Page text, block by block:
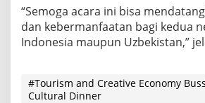
“Semoga acara ini bisa
dan kebermanfaatan bagi kedua
Indonesia maupun Uzbekistan,”
#Tourism and Creative Economy
Cultural Dinner